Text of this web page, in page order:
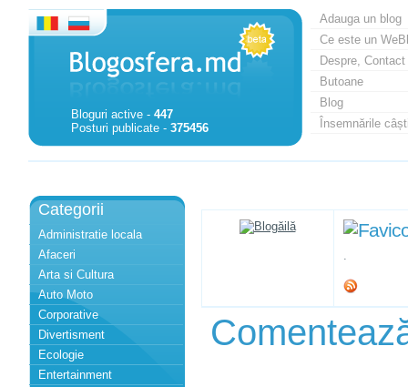
Bloguri active - 447
Posturi publicate - 375456
Adauga un blog
Ce este un
Despre, Contact
Butoane
Blog
Însemnările
Categorii
Administratie locala
Afaceri
Arta si Cultura
Auto Moto
Corporative
Divertisment
Ecologie
Entertainment
.